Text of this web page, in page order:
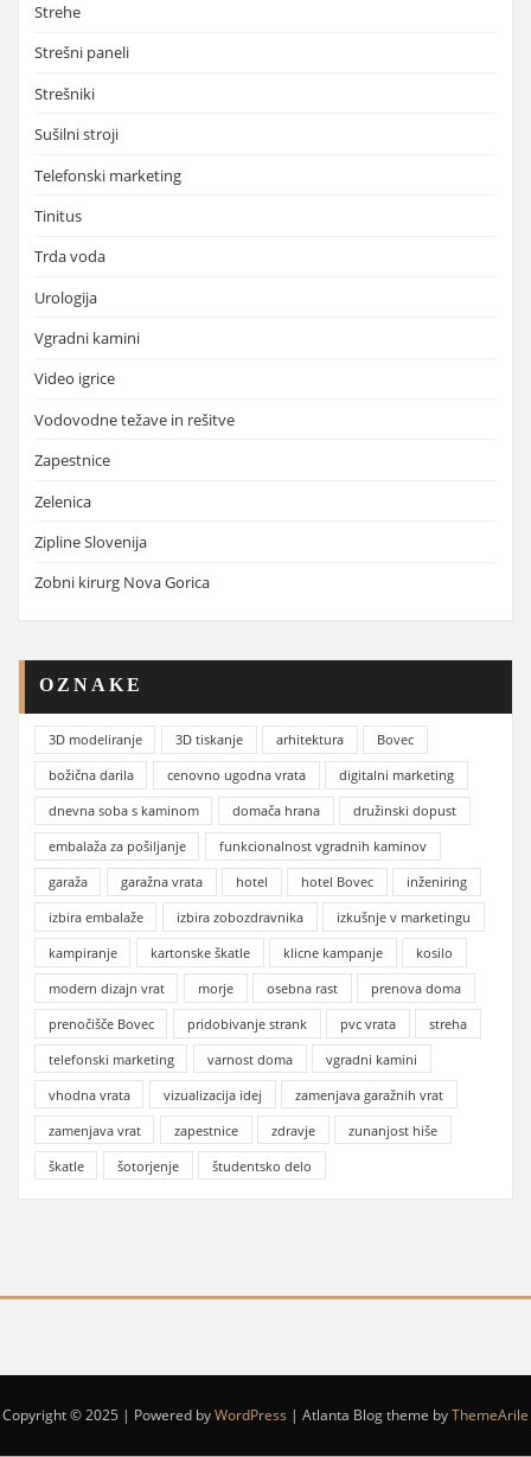
Strehe
Strešni paneli
Strešniki
Sušilni stroji
Telefonski marketing
Tinitus
Trda voda
Urologija
Vgradni kamini
Video igrice
Vodovodne težave in rešitve
Zapestnice
Zelenica
Zipline Slovenija
Zobni kirurg Nova Gorica
OZNAKE
3D modeliranje 3D tiskanje arhitektura
Bovec
božična darila
cenovno ugodna vrata
digitalni marketing
dnevna soba s kaminom
domača hrana
družinski dopust
embalaža za pošiljanje
funkcionalnost vgradnih kaminov
garaža
garažna vrata hotel hotel Bovec
inženiring
izbira embalaže
izbira zobozdravnika
izkušnje v marketingu
kampiranje
kartonske škatle klicne kampanje
kosilo
modern dizajn vrat
morje osebna rast
prenova doma
prenočišče Bovec
pridobivanje strank pvc vrata
streha
telefonski marketing
varnost doma
vgradni kamini
vhodna vrata
vizualizacija idej
zamenjava garažnih vrat
zamenjava vrat
zapestnice zdravje
zunanjost hiše
škatle
šotorjenje študentsko delo
Copyright © 2025 | Powered byWordPress | Atlanta Blog theme byThemeArile